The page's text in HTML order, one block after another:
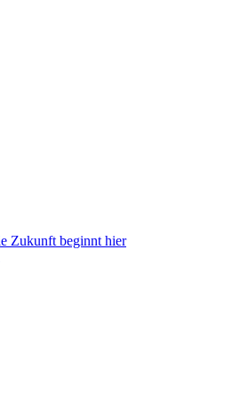
Zukunft beginnt hier